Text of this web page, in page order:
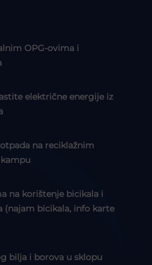
OPG-ovima i
električne energije iz
na reciklažnim
na korištenje bicikala i
(najam bicikala, info karte
bilja i borova u sklopu